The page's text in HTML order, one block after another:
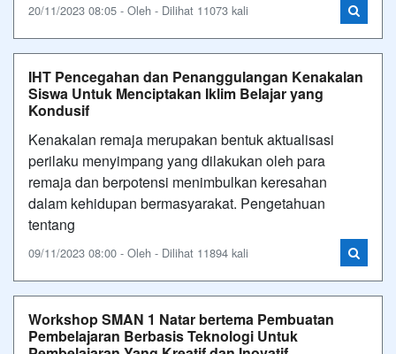
20/11/2023 08:05 - Oleh - Dilihat 11073 kali
IHT Pencegahan dan Penanggulangan Kenakalan
Siswa Untuk Menciptakan Iklim Belajar yang
Kondusif
Kenakalan remaja merupakan bentuk aktualisasi
perilaku menyimpang yang dilakukan oleh para
remaja dan berpotensi menimbulkan keresahan
dalam kehidupan bermasyarakat. Pengetahuan
tentang
09/11/2023 08:00 - Oleh - Dilihat 11894 kali
Workshop SMAN 1 Natar bertema Pembuatan
Pembelajaran Berbasis Teknologi Untuk